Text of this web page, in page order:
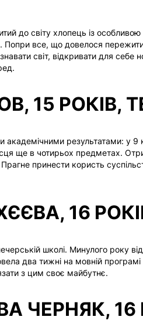
до світу хлопець із
все, що довелося
світ, відкривати для
15 РОКІВ,
академічними результатами: у 9
ще в чотирьох предметах.
принести користь
16
школі. Минулого року
два тижні на мовній
з цим своє майбутнє.
ЧЕРНЯК, 16